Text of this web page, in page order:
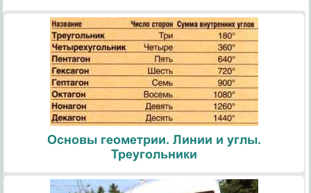
Основы геометрии. Линии и углы.
Треугольники